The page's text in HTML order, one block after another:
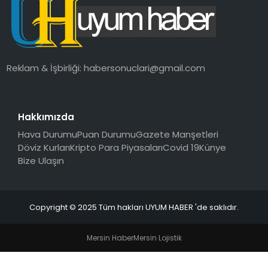
SAĞLIK
MAGAZIN
Reklam & İşbirliği:habersonuclari@gmail.com
Hakkımızda
Hava DurumuPuan DurumuGazete Manşetleri
Döviz KurlarıKripto Para PiyasalarıCovid 19Künye
Bize Ulaşın
Copyright © 2025 Tüm hakları UYUM HABER 'de saklıdır.
Mersin HaberMersin Lojistik